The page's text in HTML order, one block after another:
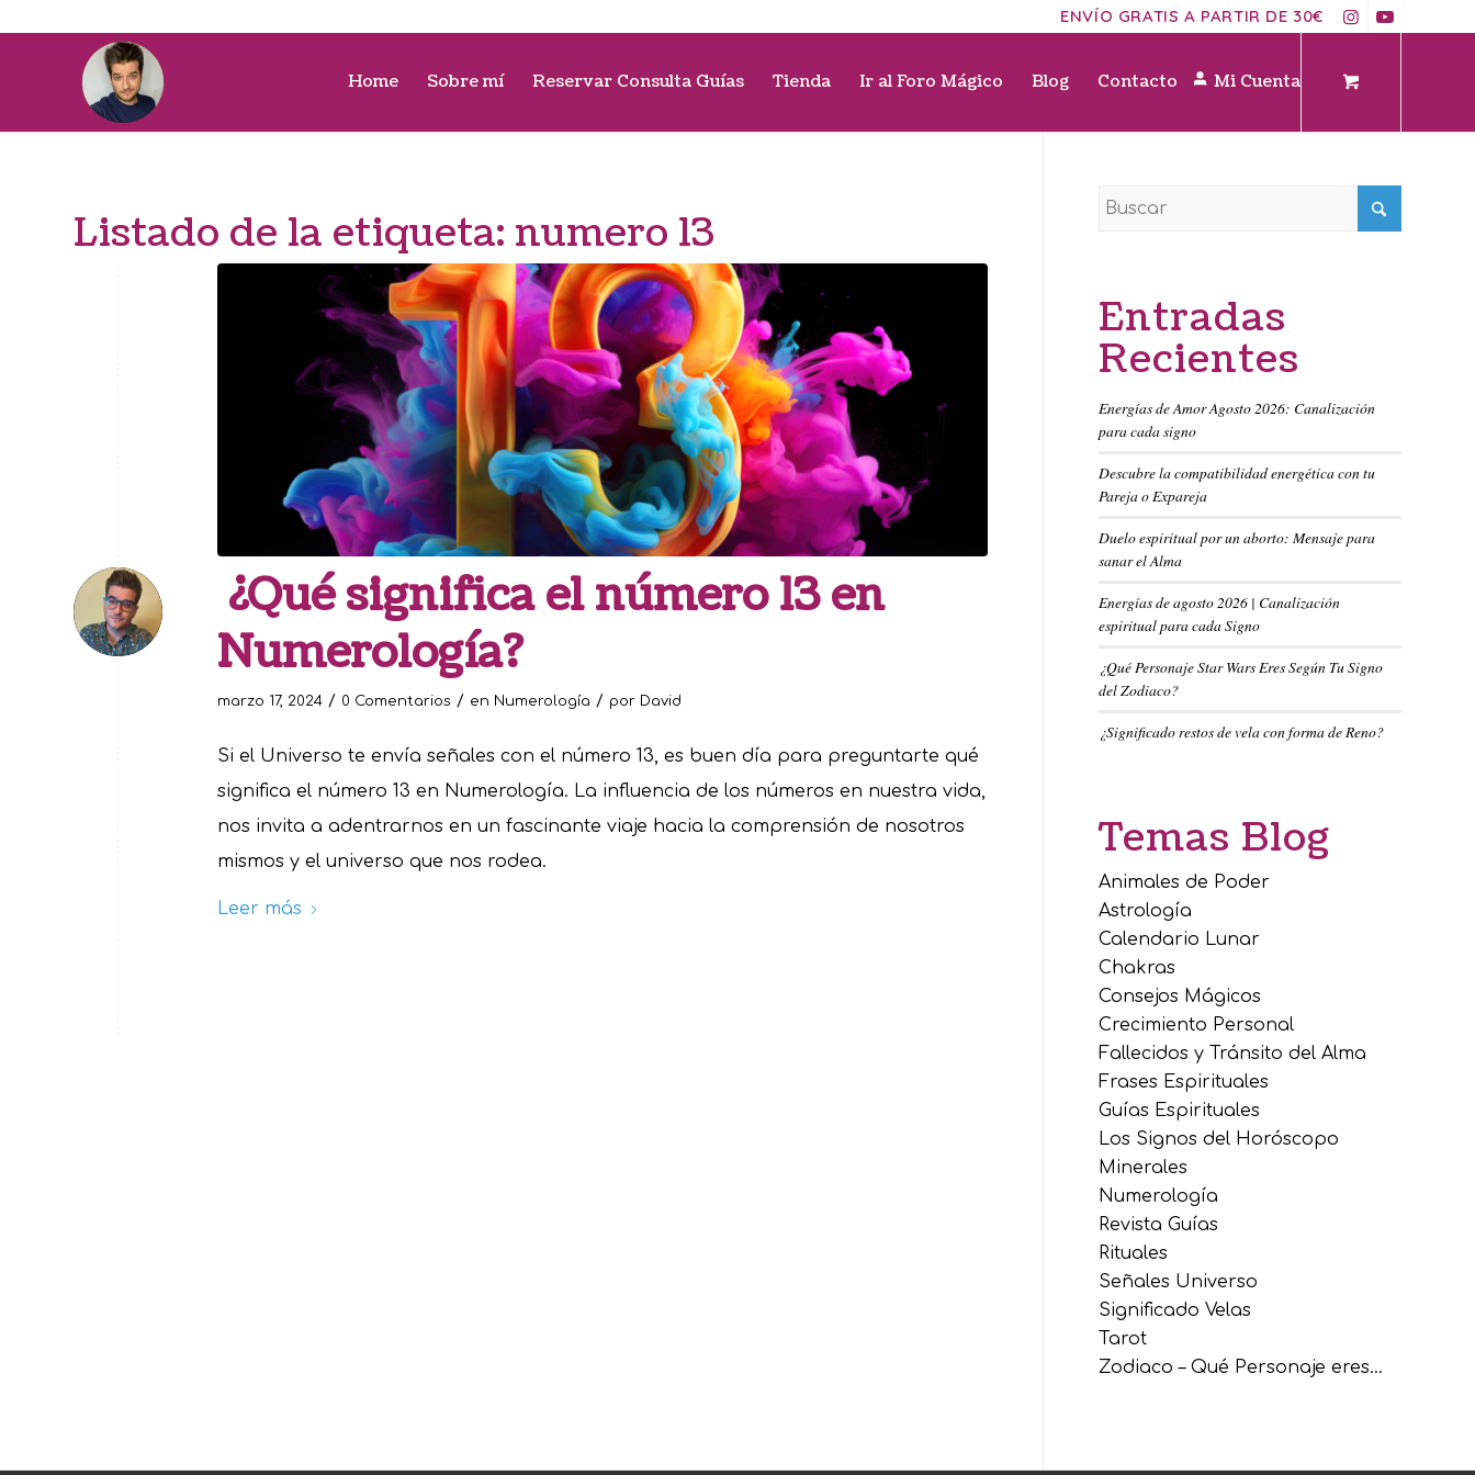
ENVÍO GRATIS A PARTIR DE 30€
Home Sobre mí Reservar Consulta Guías Tienda Ir al Foro Mágico Blog Contacto Mi Cuenta
Listado de la etiqueta: numero 13
¿Qué significa el número 13 en
Numerología?
marzo 17, 2024 / 0 Comentarios / en Numerología / por David
Si el Universo te envía señales con el número 13, es buen día para preguntarte qué
significa el número 13 en Numerología. La influencia de los números en nuestra vida,
nos invita a adentrarnos en un fascinante viaje hacia la comprensión de nosotros
mismos y el universo que nos rodea.
Leer más
Entradas
Recientes
Energías de Amor Agosto 2026: Canalización
para cada signo
Descubre la compatibilidad energética con tu
Pareja o Expareja
Duelo espiritual por un aborto: Mensaje para
sanar el Alma
Energías de agosto 2026 | Canalización
espiritual para cada Signo
¿Qué Personaje Star Wars Eres Según Tu Signo
del Zodiaco?
¿Significado restos de vela con forma de Reno?
Temas Blog
Animales de Poder
Astrología
Calendario Lunar
Chakras
Consejos Mágicos
Crecimiento Personal
Fallecidos y Tránsito del Alma
Frases Espirituales
Guías Espirituales
Los Signos del Horóscopo
Minerales
Numerología
Revista Guías
Rituales
Señales Universo
Significado Velas
Tarot
Zodiaco – Qué Personaje eres…